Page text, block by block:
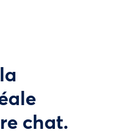
chat.